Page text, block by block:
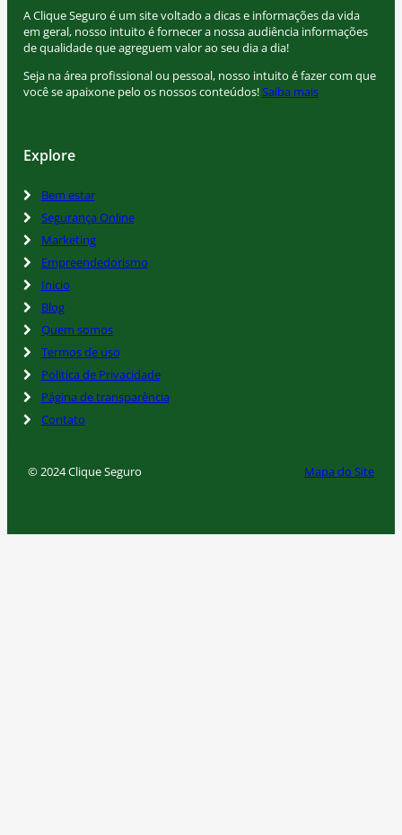
A Clique Seguro é um site voltado a dicas e informações da vida
em geral, nosso intuito é fornecer a nossa audiência informações
de qualidade que agreguem valor ao seu dia a dia!
Seja na área profissional ou pessoal, nosso intuito é fazer com que
você se apaixone pelo os nossos conteúdos!Saiba mais
Explore
Bem estar
Segurança Online
Marketing
Empreendedorismo
Inicio
Blog
Quem somos
Termos de uso
Politica de Privacidade
Página de transparência
Contato
© 2024 Clique Seguro Mapa do Site